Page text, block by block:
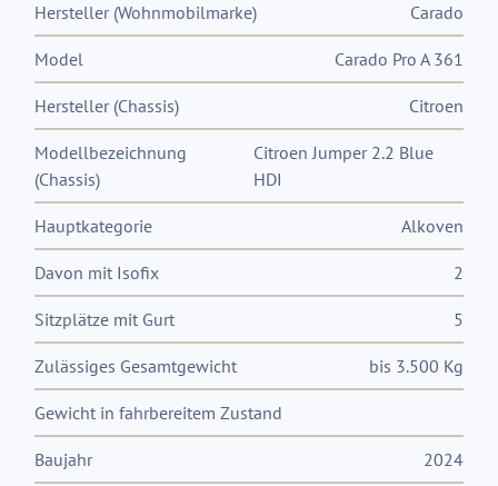
Hersteller (Wohnmobilmarke) Carado
Model Carado Pro A 361
Hersteller (Chassis) Citroen
Modellbezeichnung
(Chassis)
Citroen Jumper 2.2 Blue
HDI
Hauptkategorie Alkoven
Davon mit Isofix 2
Sitzplätze mit Gurt 5
Zulässiges Gesamtgewicht bis 3.500 Kg
Gewicht in fahrbereitem Zustand
Baujahr 2024